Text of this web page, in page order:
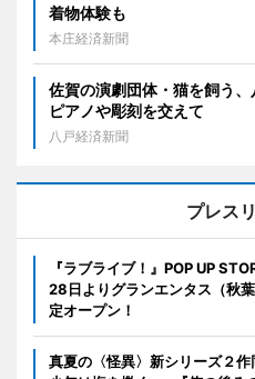
着物体験も
本庄経済新聞
佐賀の演劇団体・猫を飼う
ピアノや彫刻を交えて
八戸経済新聞
プレス
『ラブライブ！』POP UP
28日よりグランエンタス（秋
定オープン！
真夏の〈怪異〉新シリーズ２作